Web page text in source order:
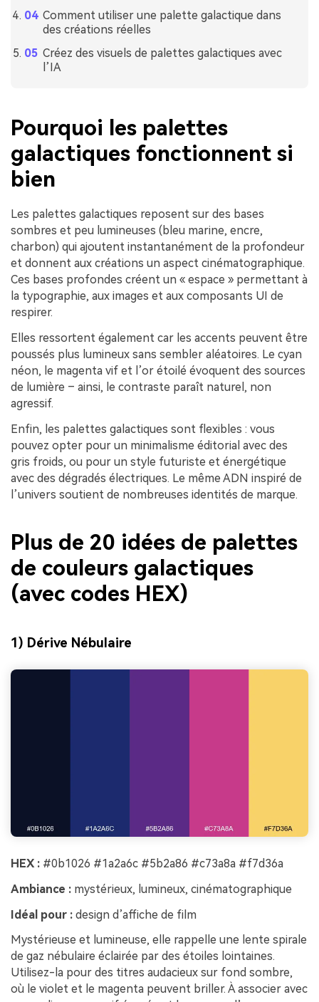
Comment utiliser une palette galactique dans
des créations réelles
Créez des visuels de palettes galactiques avec
l’IA
Pourquoi les palettes
galactiques fonctionnent si
bien
Les palettes galactiques reposent sur des bases
sombres et peu lumineuses (bleu marine, encre,
charbon) qui ajoutent instantanément de la profondeur
et donnent aux créations un aspect cinématographique.
Ces bases profondes créent un « espace » permettant à
la typographie, aux images et aux composants UI de
respirer.
Elles ressortent également car les accents peuvent être
poussés plus lumineux sans sembler aléatoires. Le cyan
néon, le magenta vif et l’or étoilé évoquent des sources
de lumière – ainsi, le contraste paraît naturel, non
agressif.
Enfin, les palettes galactiques sont flexibles : vous
pouvez opter pour un minimalisme éditorial avec des
gris froids, ou pour un style futuriste et énergétique
avec des dégradés électriques. Le même ADN inspiré de
l’univers soutient de nombreuses identités de marque.
Plus de 20 idées de palettes
de couleurs galactiques
(avec codes HEX)
1) Dérive Nébulaire
HEX : #0b1026 #1a2a6c #5b2a86 #c73a8a #f7d36a
Ambiance : mystérieux, lumineux, cinématographique
Idéal pour : design d’affiche de film
Mystérieuse et lumineuse, elle rappelle une lente spirale
de gaz nébulaire éclairée par des étoiles lointaines.
Utilisez-la pour des titres audacieux sur fond sombre,
où le violet et le magenta peuvent briller. À associer avec